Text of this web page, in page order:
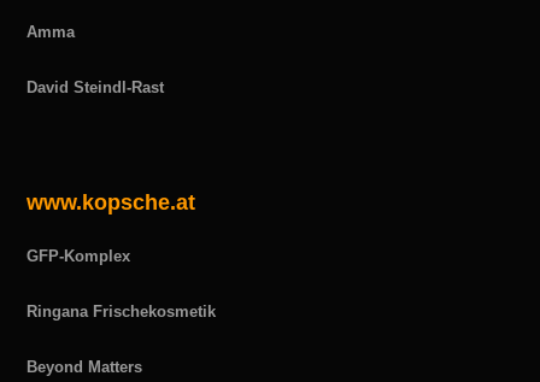
Amma
David Steindl-Rast
www.kopsche.at
GFP-Komplex
Ringana Frischekosmetik
Beyond Matters